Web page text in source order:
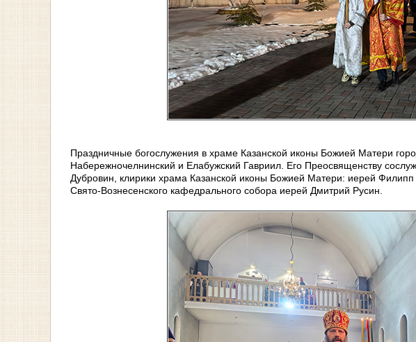
Праздничные богослужения в храме Казанской иконы Божией Матери
Набережночелнинский и Елабужский Гавриил. Его Преосвященству
Дубровин, клирики храма Казанской иконы Божией Матери: иерей
Свято‑Вознесенского кафедрального собора иерей Дмитрий Русин.